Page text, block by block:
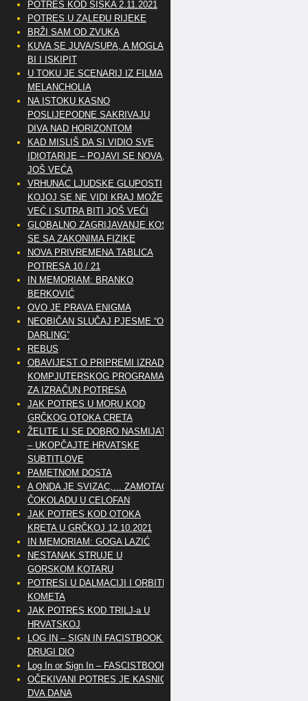
POTRES KOD SISKA 2.11.2021
POTRES U ZALEĐU RIJEKE
BRŽI SAM OD ZVUKA
KUVA SE JUVA/SUPA, A MOGLA
BI I ISKIPIT
U TOKU JE SCENARIJ IZ FILMA
MELANCHOLIA
NA ISTOKU KASNO
POSLIJEPODNE SAKRIVAJU
DIVA NAD HORIZONTOM
KAD MISLIŠ DA SI VIDIO SVE
IDIOTARIJE – POJAVI SE NOVA,..
JOŠ VEĆA
VRHUNAC LJUDSKE GLUPOSTI
KOJOJ SE NE VIDI KRAJ MOŽE
VEĆ I SUTRA BITI JOŠ VEĆI
GLOBALNO ZAGRIJAVANJE KOSI
SE SA ZAKONIMA FIZIKE
NOVA PRIVREMENA TABLICA
POTRESA 10 / 21
IN MEMORIAM: BRANKO
BERKOVIĆ
OVO JE PRAVA ENIGMA
NEOBIČAN SLUČAJ PJESME “OH
DARLING”
REBUS
OBAVIJEST O PRIPREMI IZRADE
KOMPJUTERSKOG PROGRAMA
ZA IZRAČUN POTRESA
JAK POTRES U MORU KOD
GRČKOG OTOKA CRETA
ŽELITE LI SE DOBRO NASMIJATI
– UKOPČAJTE HRVATSKE
SUBTITLOVE
PAMETNOM DOSTA
A ONDA JE SVIZAC,… ZAMOTAO
ČOKOLADU U CELOFAN
JAK POTRES KOD OTOKA
KRETA U GRČKOJ 12.10.2021
IN MEMORIAM: GOGA LAZIĆ
NESTANAK STRUJE U
GORSKOM KOTARU
POTRESI U DALMACIJI I ORBITE
KOMETA
JAK POTRES KOD TRILJ-a U
HRVATSKOJ
LOG IN – SIGN IN FACISTBOOK –
DRUGI DIO
Log In or Sign In – FASCISTBOOK
OČEKIVANI POTRES JE KASNIO
DVA DANA